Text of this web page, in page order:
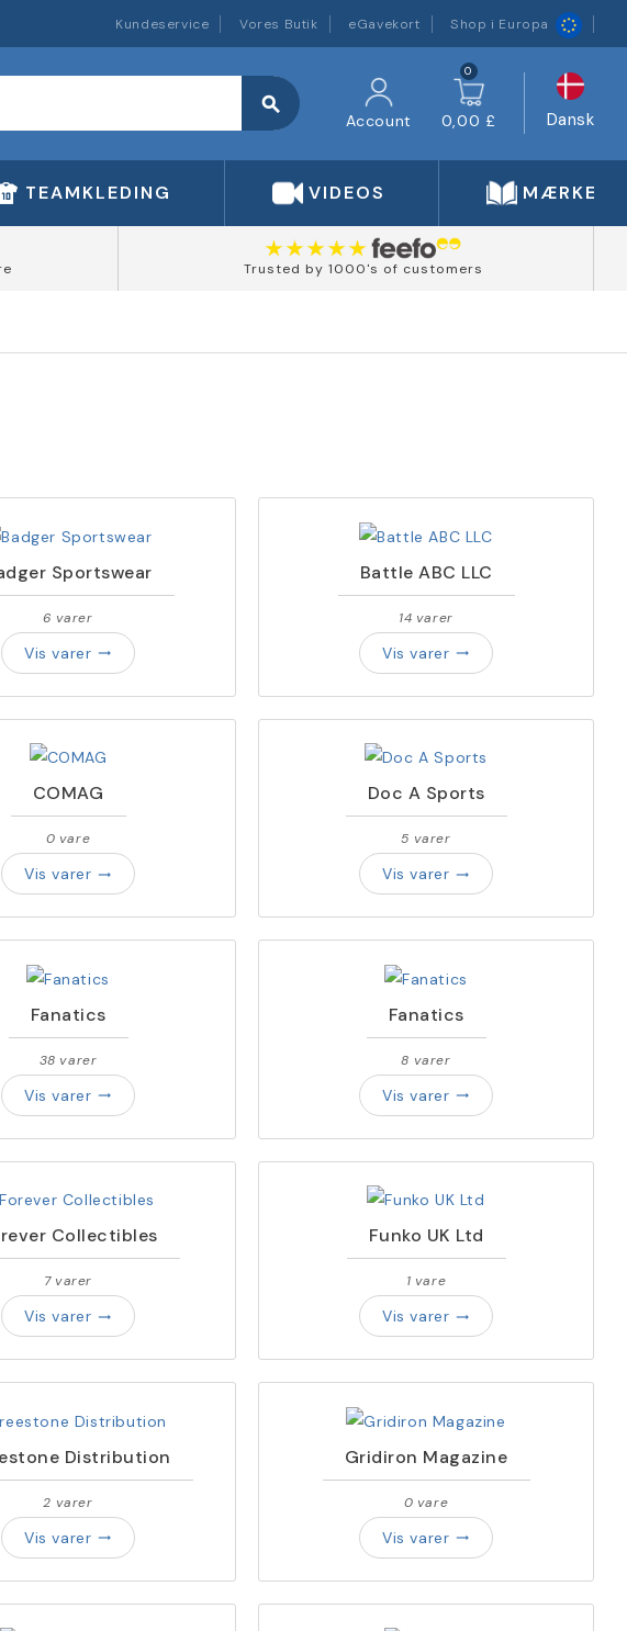
Kundeservice Vores Butik eGavekort Shop i Europa
search
Account
0
0,00 £ Dansk
TEAMKLEDING VIDEOS MÆRKER
Trusted by 1000's of customers
Sportswear
6 varer
Vis varer trending_flat
Battle ABC LLC
14 varer
Vis varer trending_flat
COMAG
0 vare
Vis varer trending_flat
Doc A Sports
5 varer
Vis varer trending_flat
Fanatics
38 varer
Vis varer trending_flat
Fanatics
8 varer
Vis varer trending_flat
Collectibles
7 varer
Vis varer trending_flat
Funko UK Ltd
1 vare
Vis varer trending_flat
Distribution
2 varer
Vis varer trending_flat
Gridiron Magazine
0 vare
Vis varer trending_flat